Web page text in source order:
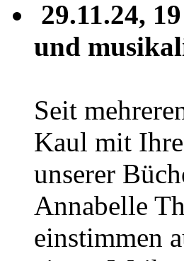
29.11.24,
und
Seit
Kaul mit
unserer
Annabelle
einstimmen